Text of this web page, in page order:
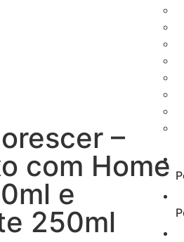
–
com Home
e
250ml